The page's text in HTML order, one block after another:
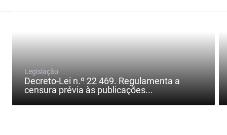
Legislação
Decreto-Lei n.º 22 469. Regulamenta a
censura prévia às publicações...